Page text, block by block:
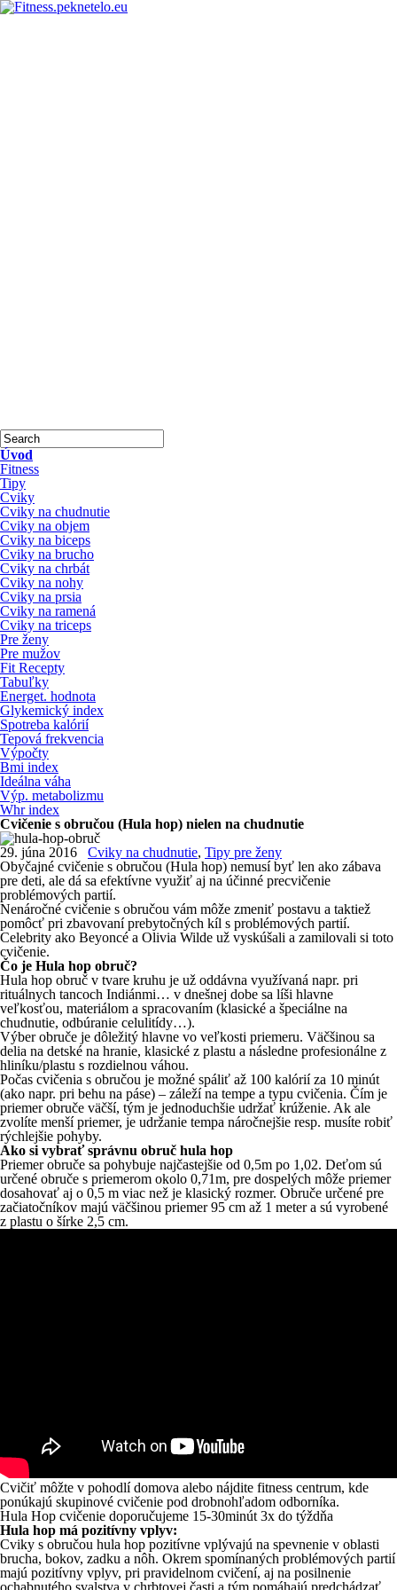
Úvod
Fitness
Tipy
Cviky
Cviky na chudnutie
Cviky na objem
Cviky na biceps
Cviky na brucho
Cviky na chrbát
Cviky na nohy
Cviky na prsia
Cviky na ramená
Cviky na triceps
Pre ženy
Pre mužov
Fit Recepty
Tabuľky
Energet. hodnota
Glykemický index
Spotreba kalórií
Tepová frekvencia
Výpočty
Bmi index
Ideálna váha
Výp. metabolizmu
Whr index
Cvičenie s obručou (Hula hop) nielen na chudnutie
29. júna 2016
Cviky na chudnutie, Tipy pre ženy
Obyčajné cvičenie s obručou (Hula hop) nemusí byť len ako zábava
pre deti, ale dá sa efektívne využiť aj na účinné precvičenie
problémových partií.
Nenáročné cvičenie s obručou vám môže zmeniť postavu a taktiež
pomôcť pri zbavovaní prebytočných kíl s problémových partií.
Celebrity ako Beyoncé a Olivia Wilde už vyskúšali a zamilovali si toto
cvičenie.
Čo je Hula hop obruč?
Hula hop obruč v tvare kruhu je už oddávna využívaná napr. pri
rituálnych tancoch Indiánmi… v dnešnej dobe sa líši hlavne
veľkosťou, materiálom a spracovaním (klasické a špeciálne na
chudnutie, odbúranie celulitídy…).
Výber obruče je dôležitý hlavne vo veľkosti priemeru. Väčšinou sa
delia na detské na hranie, klasické z plastu a následne profesionálne z
hliníku/plastu s rozdielnou váhou.
Počas cvičenia s obručou je možné spáliť až 100 kalórií za 10 minút
(ako napr. pri behu na páse) – záleží na tempe a typu cvičenia. Čím je
priemer obruče väčší, tým je jednoduchšie udržať krúženie. Ak ale
zvolíte menší priemer, je udržanie tempa náročnejšie resp. musíte robiť
rýchlejšie pohyby.
Ako si vybrať správnu obruč hula hop
Priemer obruče sa pohybuje najčastejšie od 0,5m po 1,02. Deťom sú
určené obruče s priemerom okolo 0,71m, pre dospelých môže priemer
dosahovať aj o 0,5 m viac než je klasický rozmer. Obruče určené pre
začiatočníkov majú väčšinou priemer 95 cm až 1 meter a sú vyrobené
z plastu o šírke 2,5 cm.
Cvičiť môžte v pohodlí domova alebo nájdite fitness centrum, kde
ponúkajú skupinové cvičenie pod drobnohľadom odborníka.
Hula Hop cvičenie doporučujeme 15-30minút 3x do týždňa
Hula hop má pozitívny vplyv:
Cviky s obručou hula hop pozitívne vplývajú na spevnenie v oblasti
brucha, bokov, zadku a nôh. Okrem spomínaných problémových partií
majú pozitívny vplyv, pri pravidelnom cvičení, aj na posilnenie
ochabnutého svalstva v chrbtovej časti a tým pomáhajú predchádzať